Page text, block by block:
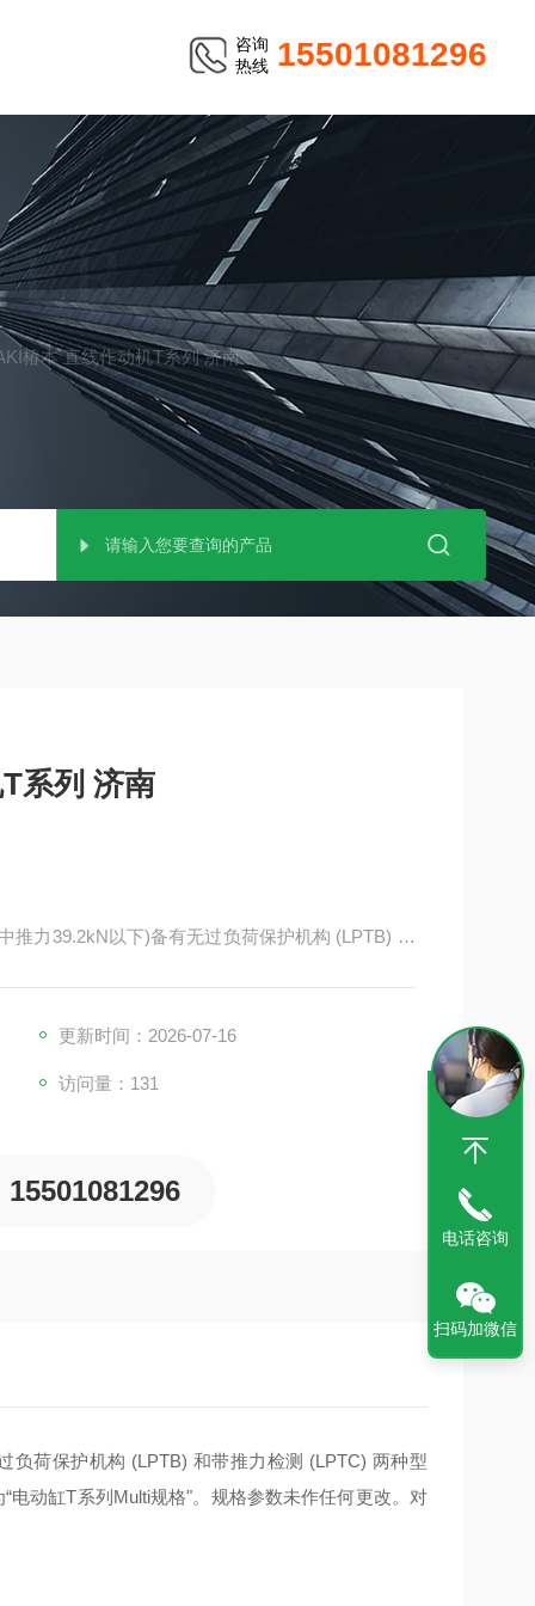
咨询
热线 15501081296
椿本 直线作动机T系列 济南
TSUBAKI椿本 直线作动机T系列 济南
推力39.2kN以下)备有无过负荷保护机构 (LPTB) 和
更新时间：2026-07-16
访问量：131
15501081296
荷保护机构 (LPTB) 和带推力检测 (LPTC) 两种型
电动缸T系列Multi规格"。规格参数未作任何更改。对
电话咨询
扫码加微信